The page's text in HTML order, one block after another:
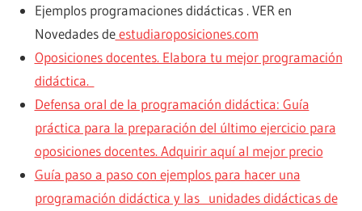
Ejemplos programaciones didácticas . VER en
Novedades deestudiaroposiciones.com
Oposiciones docentes. Elabora tu mejor programación
didáctica.
Defensa oral de la programación didáctica: Guía
práctica para la preparación del último ejercicio para
oposiciones docentes. Adquirir aquí al mejor precio
Guía paso a paso con ejemplos para hacer una
programación didáctica y las unidades didácticas de